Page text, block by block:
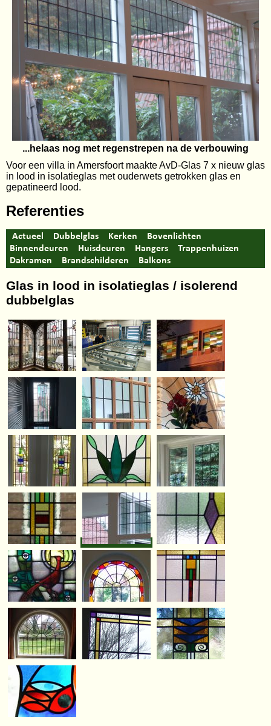
...helaas nog met regenstrepen na de verbouwing
Voor een villa in Amersfoort maakte AvD-Glas 7 x nieuw glas
in lood in isolatieglas met ouderwets getrokken glas en
gepatineerd lood.
Referenties
Actueel Dubbelglas Kerken
Bovenlichten
Binnendeuren
Huisdeuren Hangers
Trappenhuizen
Dakramen
Brandschilderen Balkons
Glas in lood in isolatieglas / isolerend
dubbelglas